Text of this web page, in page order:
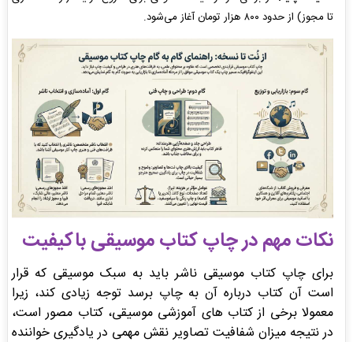
تا مجوز) از حدود ۸۰۰ هزار تومان آغاز می‌شود.
نکات مهم در چاپ کتاب موسیقی باکیفیت
برای چاپ کتاب موسیقی ناشر باید به سبک موسیقی که قرار
است آن کتاب درباره آن به چاپ برسد توجه زیادی کند، زیرا
معمولا برخی از کتاب های آموزشی موسیقی، کتاب مصور است،
در نتیجه میزان شفافیت تصاویر نقش مهمی در یادگیری خواننده